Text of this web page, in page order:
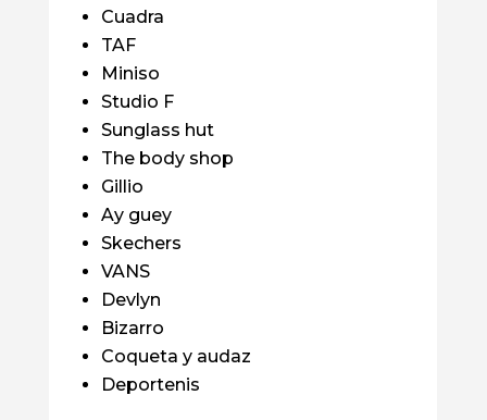
Cuadra
TAF
Miniso
Studio F
Sunglass hut
The body shop
Gillio
Ay guey
Skechers
VANS
Devlyn
Bizarro
Coqueta y audaz
Deportenis